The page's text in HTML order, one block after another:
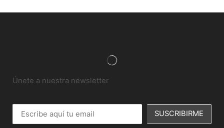
Únete a nuestra newsletter